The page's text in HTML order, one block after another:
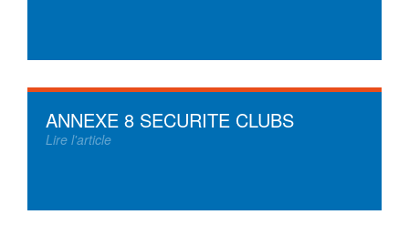
ANNEXE 8 SECURITE CLUBS
Lire l'article